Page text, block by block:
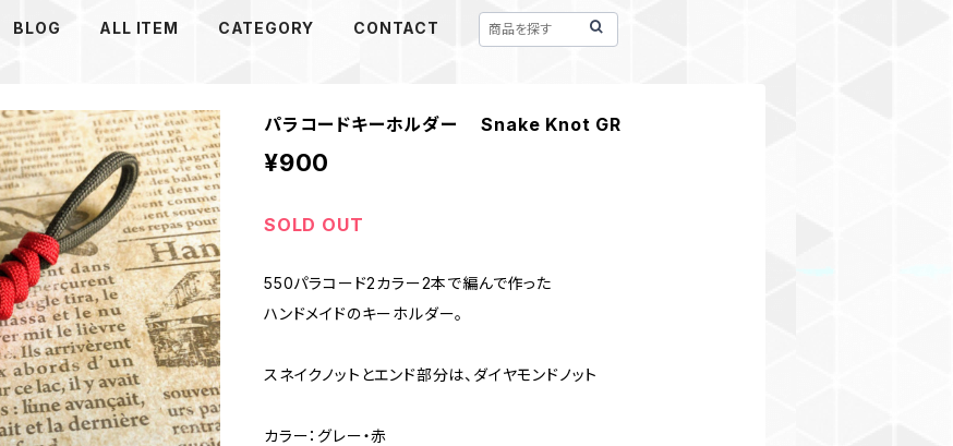
BLOG ALL ITEM CATEGORY CONTACT
パラコードキーホルダー Snake Knot GR
¥900
SOLD OUT
550パラコード2カラー2本で編んで作った
ハンドメイドのキーホルダー。
スネイクノットとエンド部分は、ダイヤモンドノット
カラー：グレー・赤